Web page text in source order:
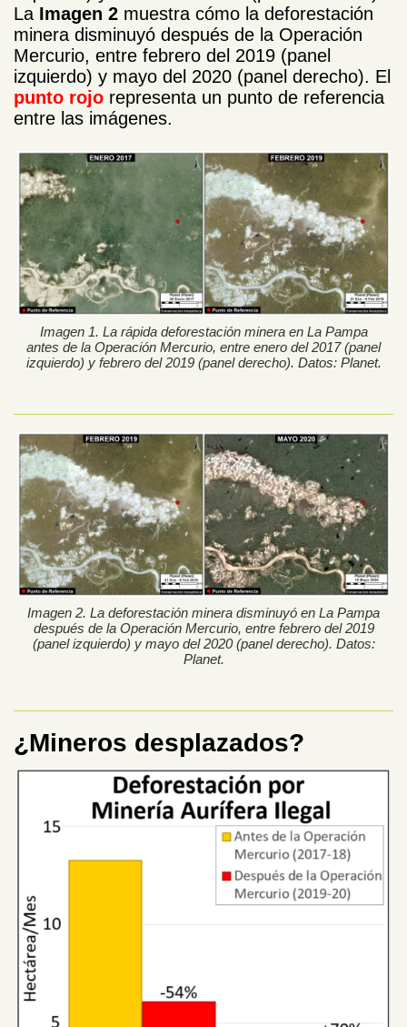
La Imagen 2 muestra cómo la deforestación
minera disminuyó después de la Operación
Mercurio, entre febrero del 2019 (panel
izquierdo) y mayo del 2020 (panel derecho). El
punto rojo representa un punto de referencia
entre las imágenes.
Imagen 1. La rápida deforestación minera en La Pampa
antes de la Operación Mercurio, entre enero del 2017 (panel
izquierdo) y febrero del 2019 (panel derecho). Datos: Planet.
Imagen 2. La deforestación minera disminuyó en La Pampa
después de la Operación Mercurio, entre febrero del 2019
(panel izquierdo) y mayo del 2020 (panel derecho). Datos:
Planet.
¿Mineros desplazados?